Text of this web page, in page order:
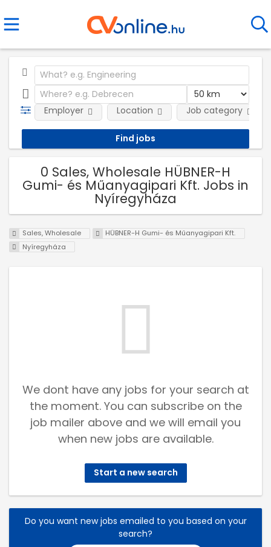
Employer Location Job category
0 Sales, Wholesale HÜBNER-H
Gumi- és Műanyagipari Kft. Jobs in
Nyíregyháza
Sales, Wholesale
HÜBNER-H Gumi- és Műanyagipari Kft.
Nyíregyháza
We dont have any jobs for your search at
the moment. You can subscribe on the
job mailer above and we will email you
when new jobs are available.
Start a new search
Do you want new jobs emailed to you based on your
search?